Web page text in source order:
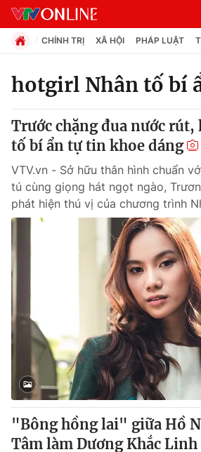
Chuyên mục
Chính trị
Xã hội
Pháp luật
Tin tức
Thế giới đó đây
Câu chuyện quốc tế
Kinh tế
Tài chính
Thị trường
Góc doanh nghiệp
Dữ liệu và đời sống
Truyền hình
CHÍNH TRỊ XÃ HỘI PHÁP LUẬT
hotgirl Nhân tố bí
Trước chặng đua nước
tố bí ẩn tự tin khoe dáng
VTV.vn - Sở hữu thân hình chuẩn
tú cùng giọng hát ngọt ngào,
phát hiện thú vị của chương trình
"Bông hồng lai" giữa Hồ
Tâm làm Dương Khắc